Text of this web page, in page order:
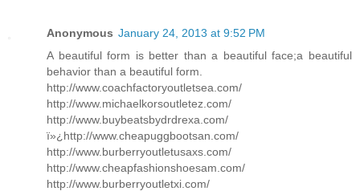
Anonymous January 24, 2013 at 9:52 PM
A beautiful form is better than a beautiful face;a beautiful
behavior than a beautiful form.
http://www.coachfactoryoutletsea.com/
http://www.michaelkorsoutletez.com/
http://www.buybeatsbydrdrexa.com/
ï»¿http://www.cheapuggbootsan.com/
http://www.burberryoutletusaxs.com/
http://www.cheapfashionshoesam.com/
http://www.burberryoutletxi.com/